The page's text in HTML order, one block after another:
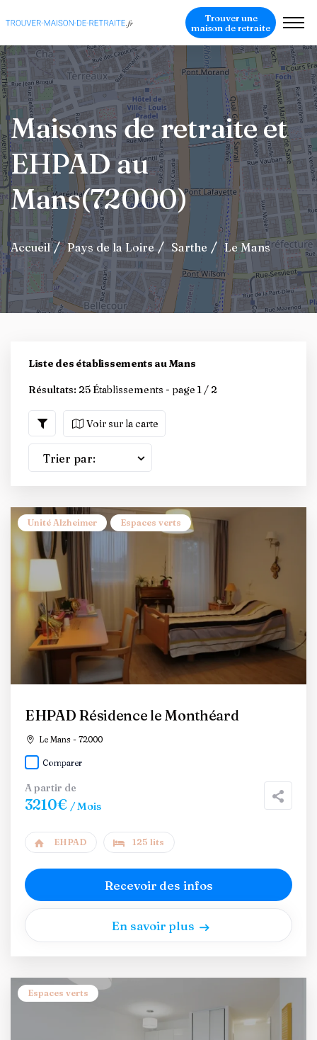
Trouver une
maison de retraite
Maisons de retraite et
EHPAD au
Mans(72000)
Accueil Pays de la Loire Sarthe Le Mans
Liste des établissements au Mans
Résultats: 25 Établissements - page 1 / 2
Voir sur la carte
Trier par:
Unité Alzheimer Espaces verts
EHPAD Résidence le Monthéard
Le Mans - 72000
Comparer
A partir de
3210€ / Mois
EHPAD 125 lits
Recevoir des infos
En savoir plus
Espaces verts